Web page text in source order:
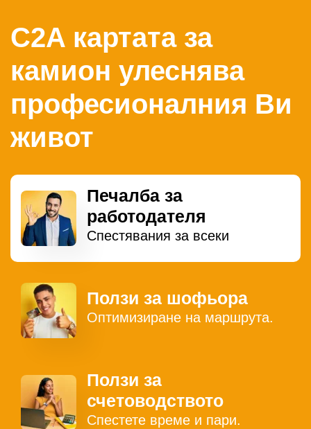
C2A картата за
камион улеснява
професионалния Ви
живот
Печалба за
работодателя
Спестявания за всеки
Ползи за шофьора
Оптимизиране на маршрута.
Ползи за
счетоводството
Спестете време и пари.